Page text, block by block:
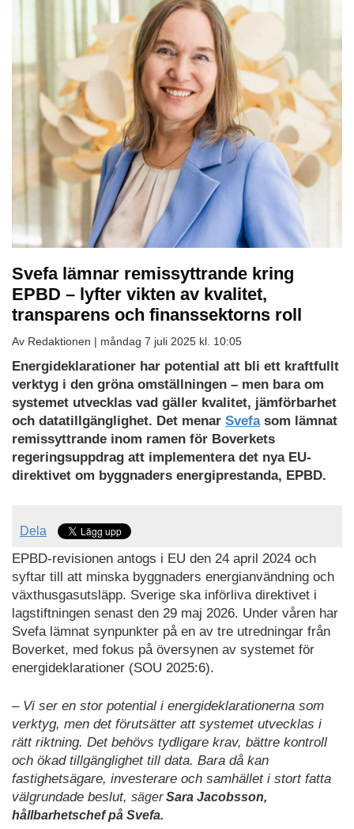
Svefa lämnar remissyttrande kring
EPBD – lyfter vikten av kvalitet,
transparens och finanssektorns roll
Av Redaktionen | måndag 7 juli 2025 kl. 10:05
Energideklarationer har potential att bli ett kraftfullt
verktyg i den gröna omställningen – men bara om
systemet utvecklas vad gäller kvalitet, jämförbarhet
och datatillgänglighet. Det menar Svefasom lämnat
remissyttrande inom ramen för Boverkets
regeringsuppdrag att implementera det nya EU-
direktivet om byggnaders energiprestanda, EPBD.
Dela
EPBD‑revisionen antogs i EU den 24 april 2024 och
syftar till att minska byggnaders energianvändning och
växthusgasutsläpp. Sverige ska införliva direktivet i
lagstiftningen senast den 29 maj 2026. Under våren har
Svefa lämnat synpunkter på en av tre utredningar från
Boverket, med fokus på översynen av systemet för
energideklarationer (SOU 2025:6).
– Vi ser en stor potential i energideklarationerna som
verktyg, men det förutsätter att systemet utvecklas i
rätt riktning. Det behövs tydligare krav, bättre kontroll
och ökad tillgänglighet till data. Bara då kan
fastighetsägare, investerare och samhället i stort fatta
välgrundade beslut, sägerSara Jacobsson,
hållbarhetschef på Svefa.